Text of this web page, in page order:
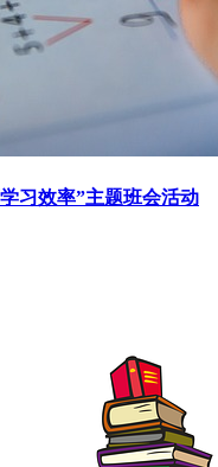
习效率”主题班会活动